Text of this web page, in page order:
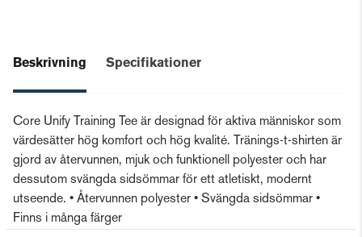
Beskrivning Specifikationer
Core Unify Training Tee är designad för aktiva människor som
värdesätter hög komfort och hög kvalité. Tränings-t-shirten är
gjord av återvunnen, mjuk och funktionell polyester och har
dessutom svängda sidsömmar för ett atletiskt, modernt
utseende. • Återvunnen polyester • Svängda sidsömmar •
Finns i många färger